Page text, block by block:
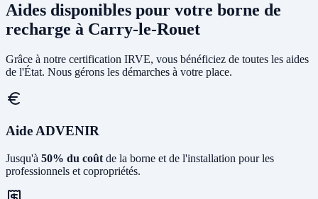
Aides disponibles pour votre borne de
recharge à Carry-le-Rouet
Grâce à notre certification IRVE, vous bénéficiez de toutes les aides
de l'État. Nous gérons les démarches à votre place.
Aide ADVENIR
Jusqu'à 50% du coût de la borne et de l'installation pour les
professionnels et copropriétés.